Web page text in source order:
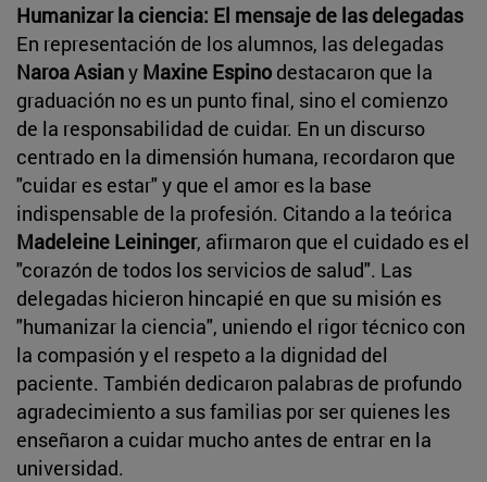
Humanizar la ciencia: El mensaje de las delegadas
En representación de los alumnos, las delegadas
Naroa Asiany Maxine Espino destacaron que la
graduación no es un punto final, sino el comienzo
de la responsabilidad de cuidar. En un discurso
centrado en la dimensión humana, recordaron que
"cuidar es estar" y que el amor es la base
indispensable de la profesión. Citando a la teórica
Madeleine Leininger, afirmaron que el cuidado es el
"corazón de todos los servicios de salud". Las
delegadas hicieron hincapié en que su misión es
"humanizar la ciencia", uniendo el rigor técnico con
la compasión y el respeto a la dignidad del
paciente. También dedicaron palabras de profundo
agradecimiento a sus familias por ser quienes les
enseñaron a cuidar mucho antes de entrar en la
universidad.